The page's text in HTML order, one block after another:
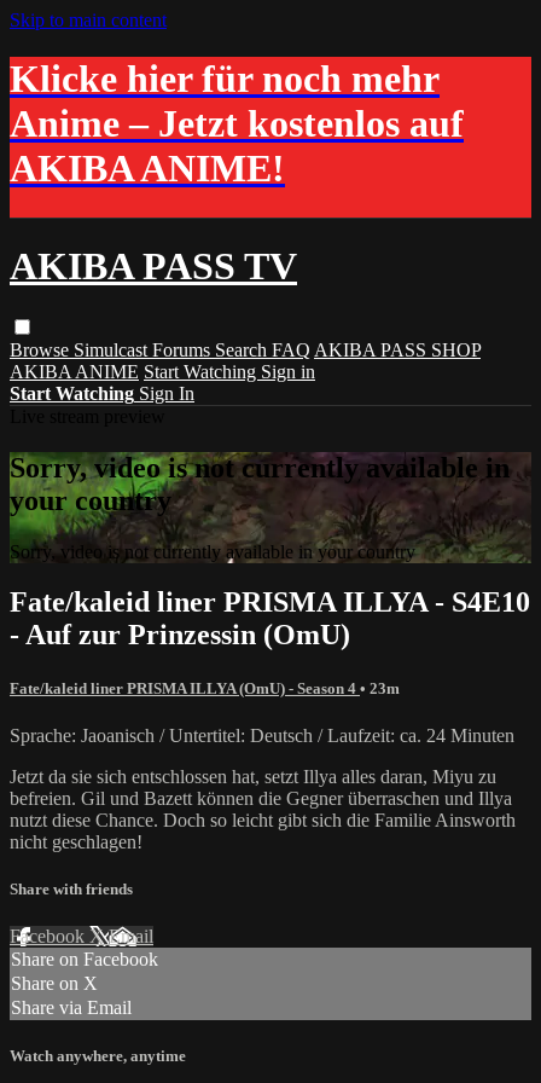
Skip to main content
Klicke hier für noch mehr
Anime – Jetzt kostenlos auf
AKIBA ANIME!
AKIBA PASS TV
Browse Simulcast Forums Search FAQ AKIBA PASS SHOP
AKIBA ANIME Start Watching Sign in
Start Watching Sign In
Sorry, video is not currently available in
your country
Sorry, video is not currently available in your country
Fate/kaleid liner PRISMA ILLYA - S4E10
- Auf zur Prinzessin (OmU)
Fate/kaleid liner PRISMA ILLYA (OmU) - Season 4 • 23m
Sprache: Jaoanisch / Untertitel: Deutsch / Laufzeit: ca. 24 Minuten
Jetzt da sie sich entschlossen hat, setzt Illya alles daran, Miyu zu
befreien. Gil und Bazett können die Gegner überraschen und Illya
nutzt diese Chance. Doch so leicht gibt sich die Familie Ainsworth
nicht geschlagen!
Share with friends
Facebook XEmail
Share on Facebook
Share on X
Share via Email
Watch anywhere, anytime